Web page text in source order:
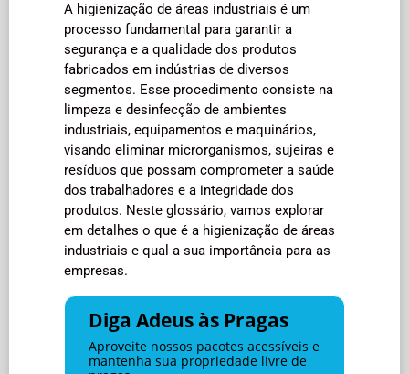
A higienização de áreas industriais é um
processo fundamental para garantir a
segurança e a qualidade dos produtos
fabricados em indústrias de diversos
segmentos. Esse procedimento consiste na
limpeza e desinfecção de ambientes
industriais, equipamentos e maquinários,
visando eliminar microrganismos, sujeiras e
resíduos que possam comprometer a saúde
dos trabalhadores e a integridade dos
produtos. Neste glossário, vamos explorar
em detalhes o que é a higienização de áreas
industriais e qual a sua importância para as
empresas.
Diga Adeus às Pragas
Aproveite nossos pacotes acessíveis e
mantenha sua propriedade livre de